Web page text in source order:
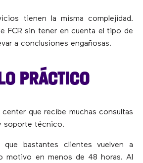
tienen la misma complejidad.
FCR sin tener en cuenta el tipo de
a conclusiones engañosas.
PRÁCTICO
center que recibe muchas consultas
soporte técnico.
que bastantes clientes vuelven a
motivo en menos de 48 horas. Al